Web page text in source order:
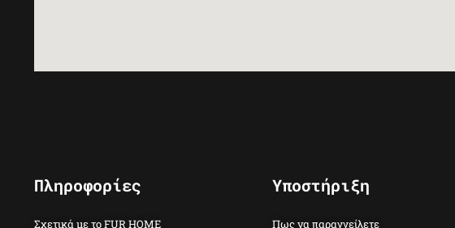
Πληροφορίες
Σχετικά με το FUR HOME
Υποστήριξη
Πως να παραγγείλετε